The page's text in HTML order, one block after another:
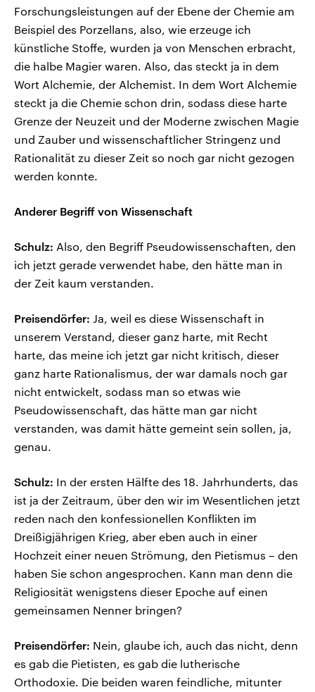
Forschungsleistungen auf der Ebene der Chemie am
Beispiel des Porzellans, also, wie erzeuge ich
künstliche Stoffe, wurden ja von Menschen erbracht,
die halbe Magier waren. Also, das steckt ja in dem
Wort Alchemie, der Alchemist. In dem Wort Alchemie
steckt ja die Chemie schon drin, sodass diese harte
Grenze der Neuzeit und der Moderne zwischen Magie
und Zauber und wissenschaftlicher Stringenz und
Rationalität zu dieser Zeit so noch gar nicht gezogen
werden konnte.
Anderer Begriff von Wissenschaft
Schulz: Also, den Begriff Pseudowissenschaften, den
ich jetzt gerade verwendet habe, den hätte man in
der Zeit kaum verstanden.
Preisendörfer: Ja, weil es diese Wissenschaft in
unserem Verstand, dieser ganz harte, mit Recht
harte, das meine ich jetzt gar nicht kritisch, dieser
ganz harte Rationalismus, der war damals noch gar
nicht entwickelt, sodass man so etwas wie
Pseudowissenschaft, das hätte man gar nicht
verstanden, was damit hätte gemeint sein sollen, ja,
genau.
Schulz: In der ersten Hälfte des 18. Jahrhunderts, das
ist ja der Zeitraum, über den wir im Wesentlichen jetzt
reden nach den konfessionellen Konflikten im
Dreißigjährigen Krieg, aber eben auch in einer
Hochzeit einer neuen Strömung, den Pietismus – den
haben Sie schon angesprochen. Kann man denn die
Religiosität wenigstens dieser Epoche auf einen
gemeinsamen Nenner bringen?
Preisendörfer: Nein, glaube ich, auch das nicht, denn
es gab die Pietisten, es gab die lutherische
Orthodoxie. Die beiden waren feindliche, mitunter